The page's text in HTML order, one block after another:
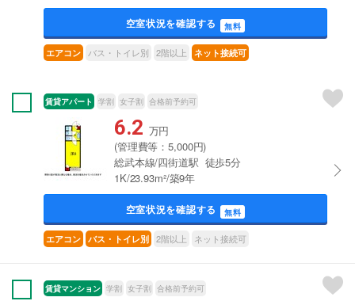
空室状況を確認する 無料
エアコン バス・トイレ別 2階以上 ネット接続可
賃貸アパート 学割 女子割 合格前予約可
6.2 万円
(管理費等：5,000円)
総武本線/四街道駅 徒歩5分
1K/23.93m²/築9年
空室状況を確認する 無料
エアコン バス・トイレ別 2階以上 ネット接続可
賃貸マンション 学割 女子割 合格前予約可